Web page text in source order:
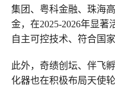
集团、粤科金融、珠海
金，在2025-2026年显
自主可控技术、符合国
此外，奇绩创坛、伴飞
化器也在积极布局天使